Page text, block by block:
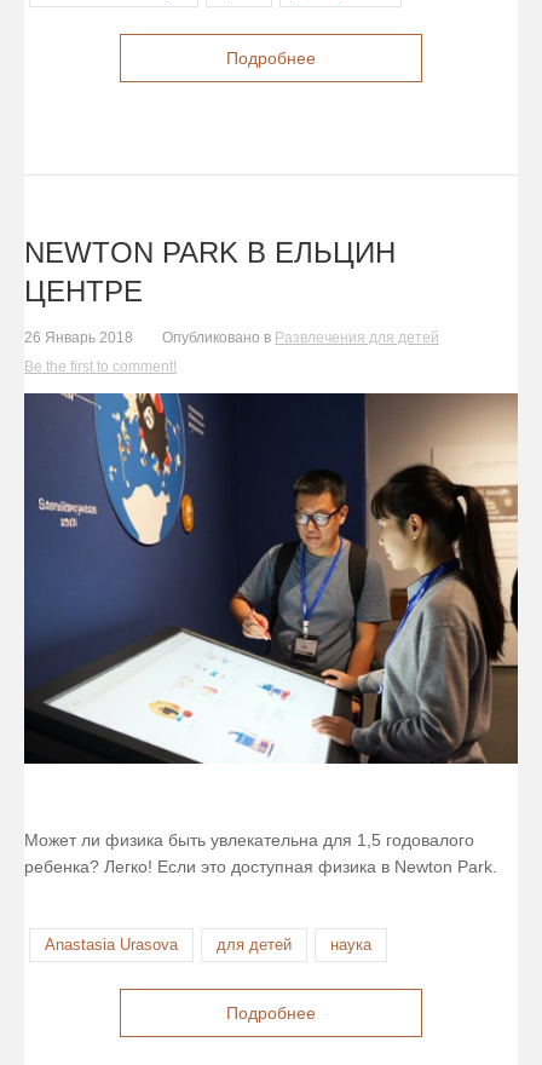
Подробнее
NEWTON PARK В ЕЛЬЦИН
ЦЕНТРЕ
26 Январь 2018 Опубликовано в Развлечения для детей
Be the first to comment!
Может ли физика быть увлекательна для 1,5 годовалого
ребенка? Легко! Если это доступная физика в Newton Park.
Anastasia Urasova для детей наука
Подробнее